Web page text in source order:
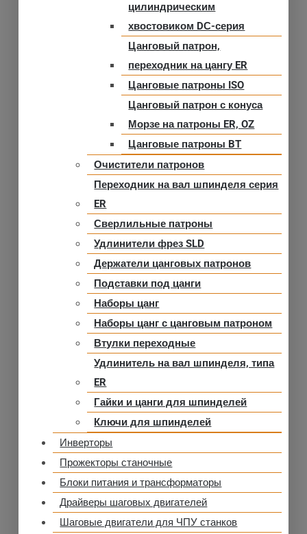
цилиндрическим
хвостовиком DС-серия
Цанговый патрон,
переходник на цангу ER
Цанговые патроны ISO
Цанговый патрон с конуса
Морзе на патроны ER, OZ
Цанговые патроны BT
Очистители патронов
Переходник на вал шпинделя серия
ER
Сверлильные патроны
Удлинители фрез SLD
Держатели цанговых патронов
Подставки под цанги
Наборы цанг
Наборы цанг с цанговым патроном
Втулки переходные
Удлинитель на вал шпинделя, типа
ER
Гайки и цанги для шпинделей
Ключи для шпинделей
Инверторы
Прожекторы станочные
Блоки питания и трансформаторы
Драйверы шаговых двигателей
Шаговые двигатели для ЧПУ станков